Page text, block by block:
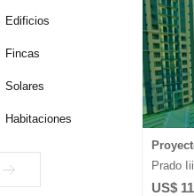
Edificios
Fincas
Solares
Habitaciones
Local
Prado Iii
US$